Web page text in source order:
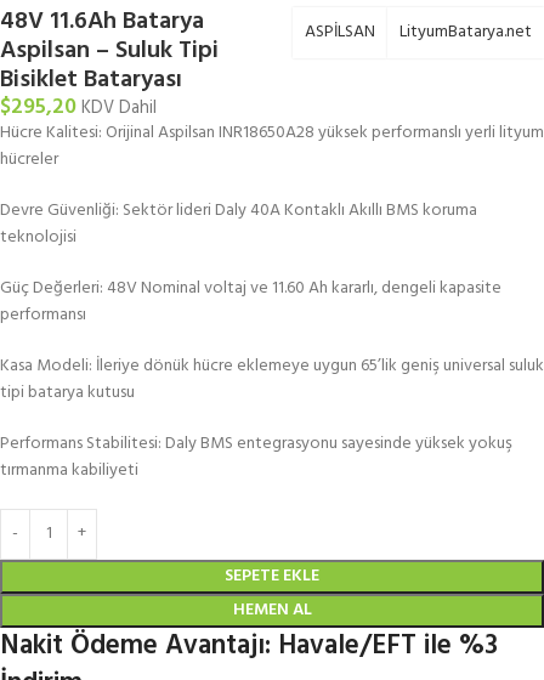
48V 11.6Ah Batarya
Aspilsan – Suluk Tipi
Bisiklet Bataryası
ASPİLSAN LityumBatarya.net
$295,20KDV Dahil
Hücre Kalitesi: Orijinal Aspilsan INR18650A28 yüksek performanslı yerli lityum
hücreler
Devre Güvenliği: Sektör lideri Daly 40A Kontaklı Akıllı BMS koruma
teknolojisi
Güç Değerleri: 48V Nominal voltaj ve 11.60 Ah kararlı, dengeli kapasite
performansı
Kasa Modeli: İleriye dönük hücre eklemeye uygun 65’lik geniş universal suluk
tipi batarya kutusu
Performans Stabilitesi: Daly BMS entegrasyonu sayesinde yüksek yokuş
tırmanma kabiliyeti
SEPETE EKLE
HEMEN AL
Nakit Ödeme Avantajı: Havale/EFT ile %3